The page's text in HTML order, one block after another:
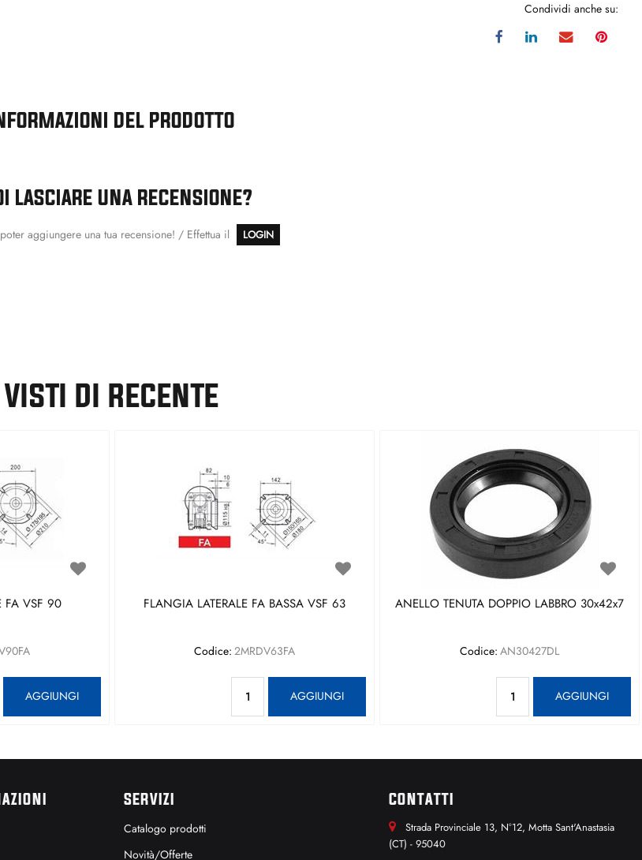
Condividi anche su:
DEL PRODOTTO
LASCIARE UNA RECENSIONE?
aggiungere una tua recensione! / Effettua il LOGIN
VISTI DI RECENTE
FA VSF 90
AGGIUNGI
FLANGIA LATERALE FA BASSA VSF 63
Codice: 2MRDV63FA
AGGIUNGI
ANELLO TENUTA DOPPIO LABBRO 30x42x7
Codice: AN30427DL
AGGIUNGI
SERVIZI
Catalogo prodotti
Novità/Offerte
CONTATTI
Strada Provinciale 13, N°12, Motta Sant'Anastasia
(CT) - 95040